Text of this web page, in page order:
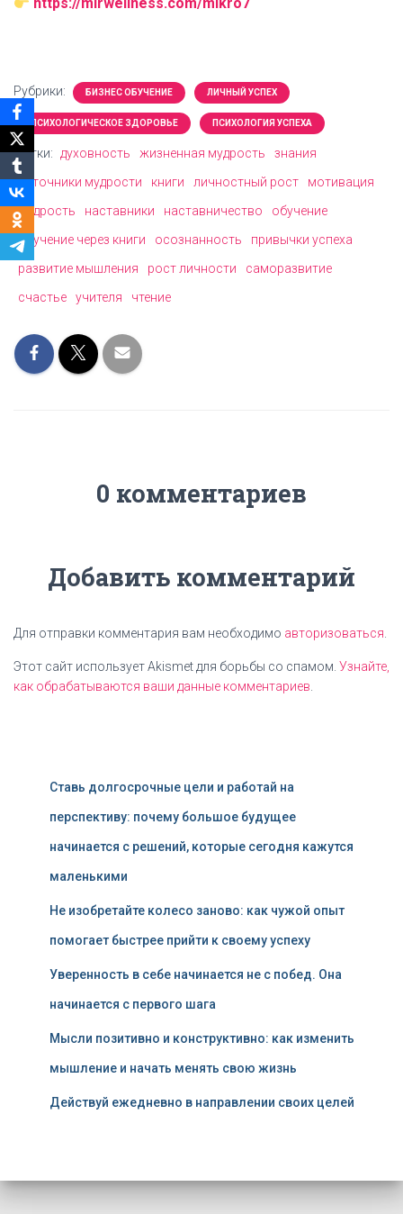
Рубрики: БИЗНЕС ОБУЧЕНИЕ ЛИЧНЫЙ УСПЕХ
ПСИХОЛОГИЧЕСКОЕ ЗДОРОВЬЕ ПСИХОЛОГИЯ УСПЕХА
Метки: духовность жизненная мудрость
знания
источники мудрости
книги личностный рост
мотивация
мудрость
наставники наставничество
обучение
обучение через книги
осознанность
привычки успеха
развитие мышления
рост личности
саморазвитие
счастье
учителя чтение
0 комментариев
Добавить комментарий
Для отправки комментария вам необходимо авторизоваться
Этот сайт использует Akismet для борьбы со спамом. Узнайте,
как обрабатываются ваши данные комментариев
Ставь долгосрочные цели и работай на
перспективу: почему большое будущее
начинается с решений, которые сегодня кажутся
маленькими
Не изобретайте колесо заново: как чужой опыт
помогает быстрее прийти к своему успеху
Уверенность в себе начинается не с побед. Она
начинается с первого шага
Мысли позитивно и конструктивно: как изменить
мышление и начать менять свою жизнь
Действуй ежедневно в направлении своих целей